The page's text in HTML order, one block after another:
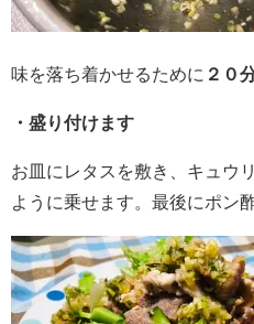
味を落ち着かせるために ２０
・盛り付けます
お皿にレタスを敷き、キュウ
ように乗せます。最後にポン